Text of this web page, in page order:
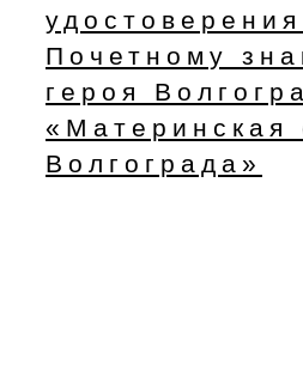
удостоверения
Почетному
героя
«Материнская
Волгограда»